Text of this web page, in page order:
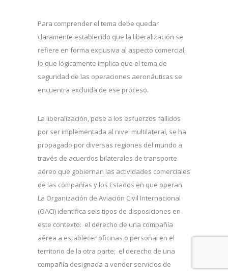
Para comprender el tema debe quedar
claramente establecido que la liberalización se
refiere en forma exclusiva al aspecto comercial,
lo que lógicamente implica que el tema de
seguridad de las operaciones aeronáuticas se
encuentra excluida de ese proceso.
La liberalización, pese a los esfuerzos fallidos
por ser implementada al nivel multilateral, se ha
propagado por diversas regiones del mundo a
través de acuerdos bilaterales de transporte
aéreo que gobiernan las actividades comerciales
de las compañías y los Estados en que operan.
La Organización de Aviación Civil Internacional
(OACI) identifica seis tipos de disposiciones en
este contexto: el derecho de una compañía
aérea a establecer oficinas o personal en el
territorio de la otra parte; el derecho de una
compañía designada a vender servicios de